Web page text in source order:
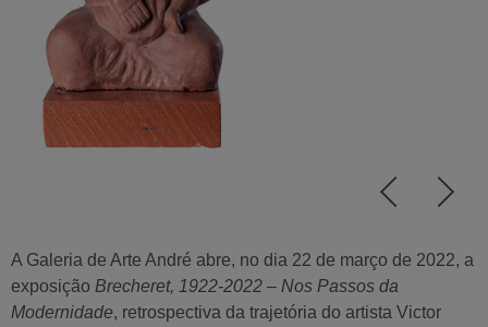
A Galeria de Arte André abre, no dia 22 de março de 2022, a
exposição Brecheret, 1922-2022 – Nos Passos da
Modernidade, retrospectiva da trajetória do artista Victor